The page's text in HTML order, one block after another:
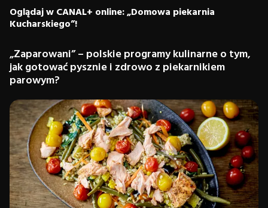
Oglądaj w CANAL+ online: „Domowa piekarnia
Kucharskiego”!
„Zaparowani” – polskie programy kulinarne o tym,
jak gotować pysznie i zdrowo z piekarnikiem
parowym?